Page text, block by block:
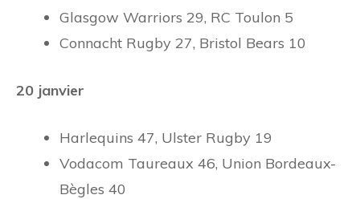
Glasgow Warriors 29, RC Toulon 5
Connacht Rugby 27, Bristol Bears 10
20 janvier
Harlequins 47, Ulster Rugby 19
Vodacom Taureaux 46, Union Bordeaux-
Bègles 40